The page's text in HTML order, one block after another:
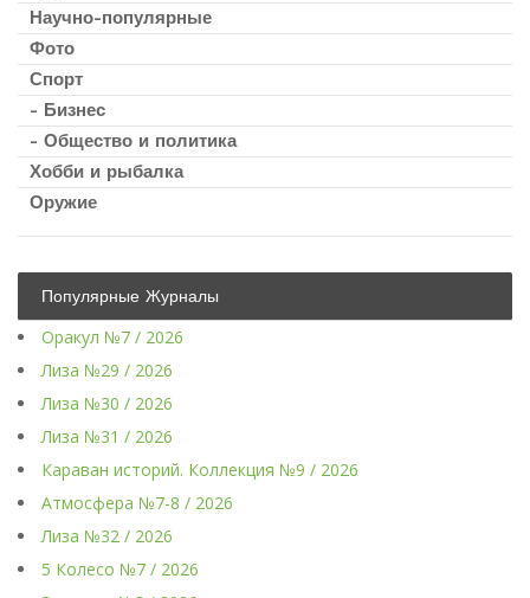
Научно-популярные
Фото
Спорт
- Бизнес
- Общество и политика
Хобби и рыбалка
Оружие
Популярные Журналы
Оракул №7 / 2026
Лиза №29 / 2026
Лиза №30 / 2026
Лиза №31 / 2026
Караван историй. Коллекция №9 / 2026
Атмосфера №7-8 / 2026
Лиза №32 / 2026
5 Колесо №7 / 2026